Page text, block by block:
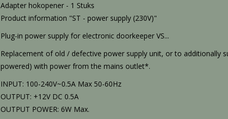
Adapter hokopener - 1 Stuks
Product information "ST - power supply (230V)"
Plug-in power supply for electronic doorkeeper VS...
Replacement of old / defective power supply unit, or to additionally
powered) with power from the mains outlet*.
INPUT: 100-240V~0.5A Max 50-60Hz
OUTPUT: +12V DC 0.5A
OUTPUT POWER: 6W Max.